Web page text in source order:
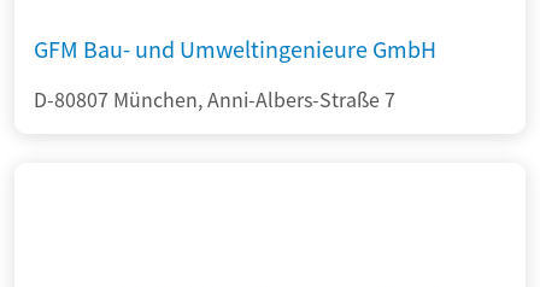
GFM Bau- und Umweltingenieure GmbH
D-80807 München, Anni-Albers-Straße 7